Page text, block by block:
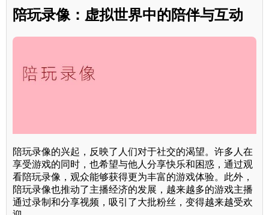
陪玩录像：虚拟世界中的陪伴与互动
陪玩录像的兴起，反映了人们对于社交的渴望。许多人在
享受游戏的同时，也希望与他人分享快乐和困惑，通过观
看陪玩录像，观众能够获得更为丰富的游戏体验。此外，
陪玩录像也推动了主播经济的发展，越来越多的游戏主播
通过录制和分享视频，吸引了大批粉丝，变得越来越受欢